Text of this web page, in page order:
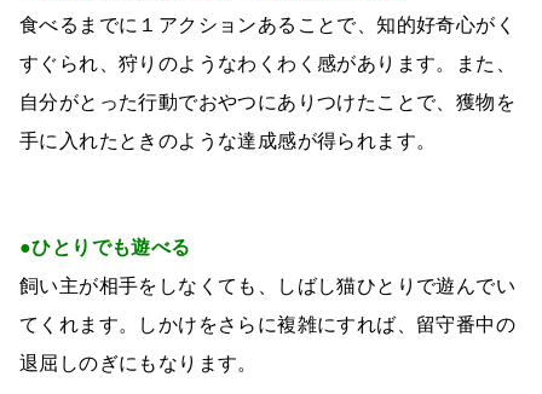
食べるまでに１アクションあることで、知的好奇心がく
すぐられ、狩りのようなわくわく感があります。また、
自分がとった行動でおやつにありつけたことで、獲物を
手に入れたときのような達成感が得られます。
●ひとりでも遊べる
飼い主が相手をしなくても、しばし猫ひとりで遊んでい
てくれます。しかけをさらに複雑にすれば、留守番中の
退屈しのぎにもなります。